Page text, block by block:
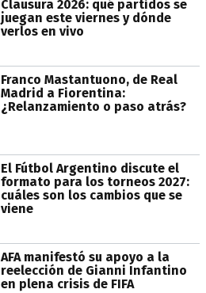
Clausura 2026: qué partidos se
juegan este viernes y dónde
verlos en vivo
Franco Mastantuono, de Real
Madrid a Fiorentina:
¿Relanzamiento o paso atrás?
El Fútbol Argentino discute el
formato para los torneos 2027:
cuáles son los cambios que se
viene
AFA manifestó su apoyo a la
reelección de Gianni Infantino
en plena crisis de FIFA